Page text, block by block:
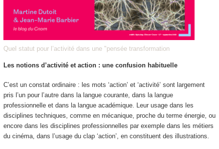
Quel statut pour l’activité dans une "pensée transformation
Les notions d’activité et action : une confusion habituelle
C’est un constat ordinaire : les mots ‘action’ et ‘activité’ sont largement
pris l’un pour l’autre dans la langue courante, dans la langue
professionnelle et dans la langue académique. Leur usage dans les
disciplines techniques, comme en mécanique, proche du terme énergie, ou
encore dans les disciplines professionnelles par exemple dans les métiers
du cinéma, dans l’usage du clap ‘action’, en constituent des illustrations.